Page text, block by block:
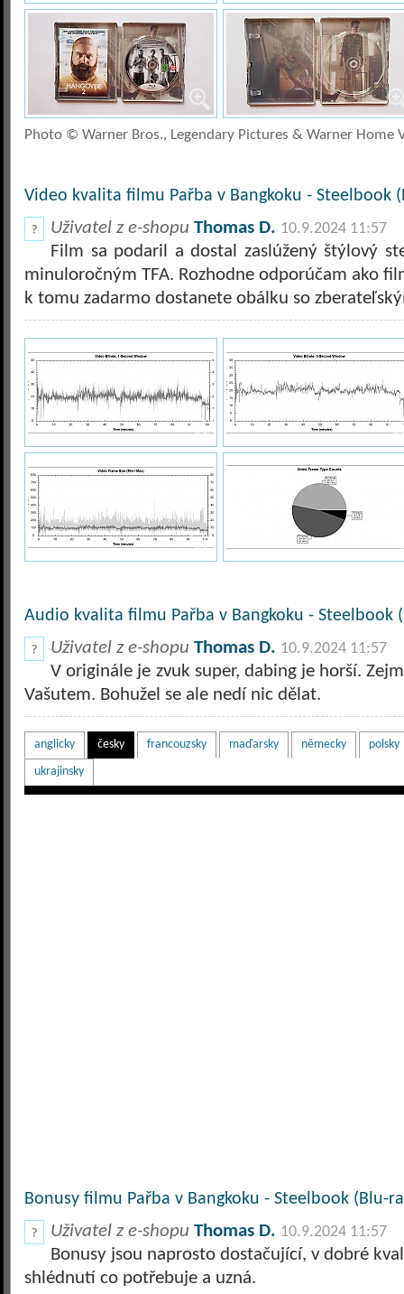
Photo © Warner Bros., Legendary Pictures & Warner Home
Video kvalita filmu Pařba v Bangkoku - Steelbook
Uživatel z e-shopu Thomas D. 10.9.2024 11:57
Film sa podaril a dostal zaslúžený štýlový
minuloročným TFA. Rozhodne odporúčam ako
k tomu zadarmo dostanete obálku so
Audio kvalita filmu Pařba v Bangkoku - Steelbook
Uživatel z e-shopu Thomas D. 10.9.2024 11:57
V originále je zvuk super, dabing je horší.
Vašutem. Bohužel se ale nedí nic dělat.
anglicky česky francouzsky maďarsky německy
polsky
ukrajinsky
Bonusy filmu Pařba v Bangkoku - Steelbook (Blu-
Uživatel z e-shopu Thomas D. 10.9.2024 11:57
Bonusy jsou naprosto dostačující, v dobré
shlédnutí co potřebuje a uzná.